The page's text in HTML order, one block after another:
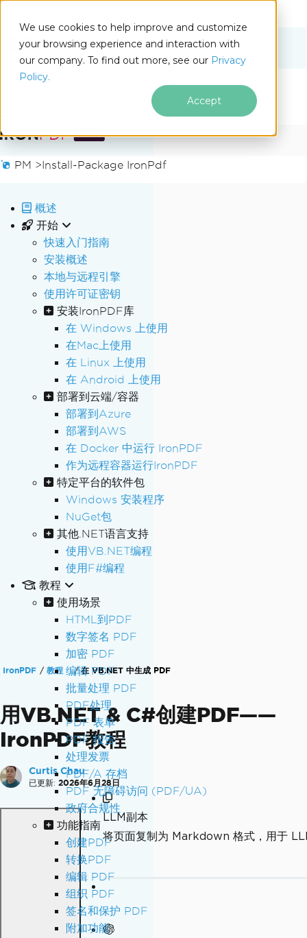
We use cookies to help improve and customize
your browsing experience and interaction with
our company. To find out more, see our Privacy
Policy.
Accept
.NET
跳至页脚内容
Docs
PM >Install-Package IronPdf
概述
开始
快速入门指南
安装概述
本地与远程引擎
使用许可证密钥
安装IronPDF库
在 Windows 上使用
在Mac上使用
在 Linux 上使用
在 Android 上使用
部署到云端/容器
部署到Azure
部署到AWS
在 Docker 中运行 IronPDF
作为远程容器运行IronPDF
特定平台的软件包
Windows 安装程序
NuGet包
其他.NET语言支持
使用VB.NET编程
使用F#编程
教程
使用场景
HTML到PDF
数字签名 PDF
加密 PDF
编辑 PDF
批量处理 PDF
PDF处理
PDF 表单
PDF 报告
处理发票
PDF/A 存档
PDF 无障碍访问 (PDF/UA)
政府合规性
功能指南
创建PDF
转换PDF
编辑 PDF
组织 PDF
签名和保护 PDF
附加功能
IronPDF 教程 在 VB.NET 中生成 PDF
用VB.NET & C#创建PDF——
IronPDF教程
Curtis Chau
已更新: 2026年6月28日
LLM副本
将页面复制为 Markdown 格式，用于